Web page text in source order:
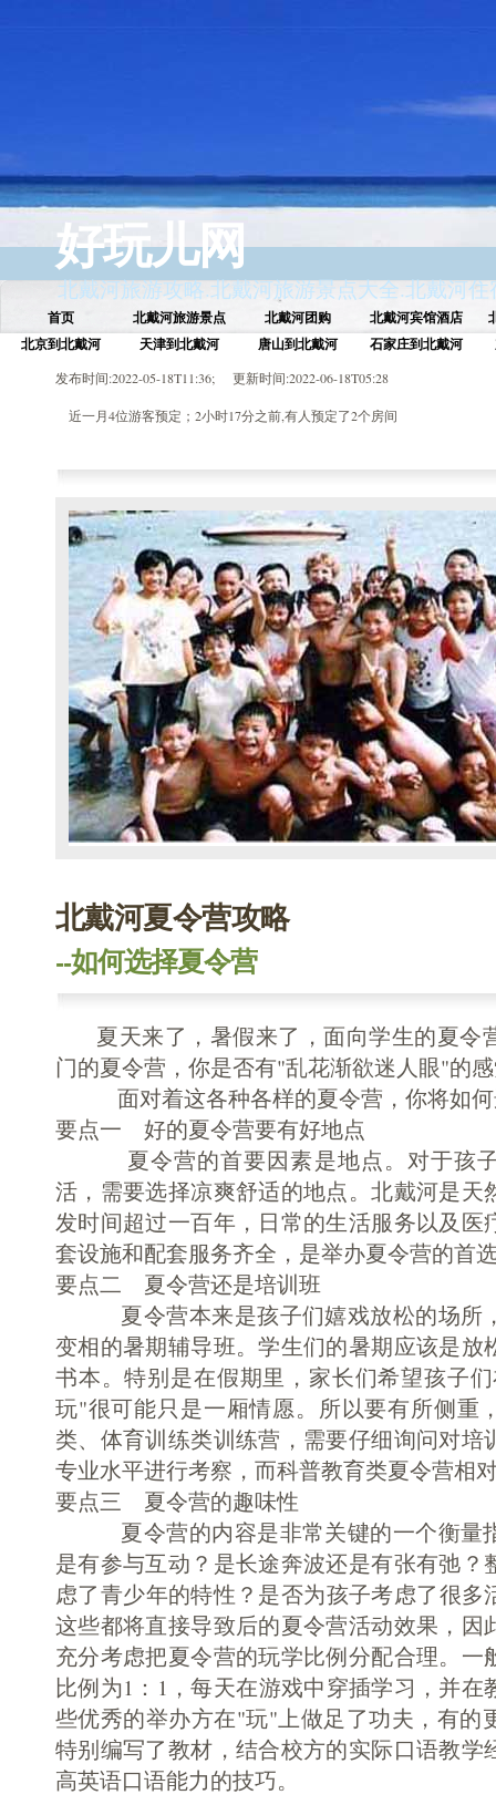
好玩儿网
北戴河旅游攻略.北戴河旅游景点大全.北戴河住
首页 北戴河旅游景点 北戴河团购 北戴河宾馆酒店
北京到北戴河
天津到北戴河 唐山到北戴河 石家庄到北戴河
发布时间:2022-05-18T11:36; 更新时间:2022-06-18T05:28
近一月4位游客预定；2小时17分之前,有人预定了2个房间
北戴河夏令营攻略
--如何选择夏令营
夏天来了，暑假来了，面向学生的夏令
门的夏令营，你是否有"乱花渐欲迷人眼"的
面对着这各种各样的夏令营，你将
要点一 好的夏令营要有好地点
夏令营的首要因素是地点。对于孩子
活，需要选择凉爽舒适的地点。北戴河是天
发时间超过一百年，日常的生活服务以及医
套设施和配套服务齐全，是举办夏令营的首
要点二 夏令营还是培训班
夏令营本来是孩子们嬉戏放松的场所
变相的暑期辅导班。学生们的暑期应该是放
书本。特别是在假期里，家长们希望孩子
玩"很可能只是一厢情愿。所以要有所侧重
类、体育训练类训练营，需要仔细询问对培
专业水平进行考察，而科普教育类夏令营相
要点三 夏令营的趣味性
夏令营的内容是非常关键的一个衡量
是有参与互动？是长途奔波还是有张有弛？
虑了青少年的特性？是否为孩子考虑了很
这些都将直接导致后的夏令营活动效果，因
充分考虑把夏令营的玩学比例分配合理。一
比例为1：1，每天在游戏中穿插学习，并在
些优秀的举办方在"玩"上做足了功夫，有的
特别编写了教材，结合校方的实际口语教学
高英语口语能力的技巧。